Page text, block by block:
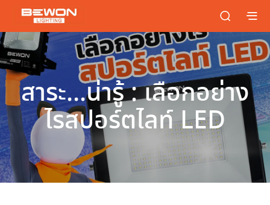
สาระ…น่ารู้ : เลือกอย่าง
ไรสปอร์ตไลท์ LED